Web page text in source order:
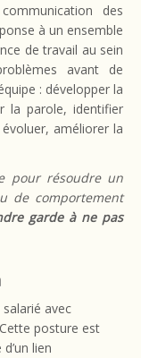
des
à un ensemble
de travail au sein
avant de
: développer la
la parole, identifier
améliorer la
pour résoudre un
de comportement
garde à ne pas
avec
posture est
lien